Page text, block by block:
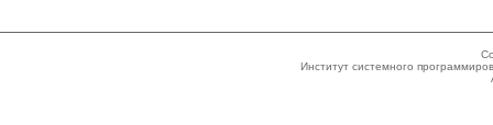
Институт системного